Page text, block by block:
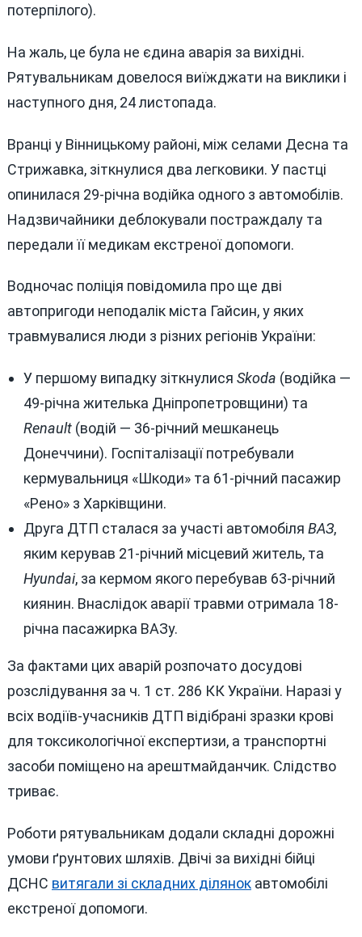
потерпілого).
На жаль, це була не єдина аварія за вихідні.
Рятувальникам довелося виїжджати на виклики і
наступного дня, 24 листопада.
Вранці у Вінницькому районі, між селами Десна та
Стрижавка, зіткнулися два легковики. У пастці
опинилася 29-річна водійка одного з автомобілів.
Надзвичайники деблокували постраждалу та
передали її медикам екстреної допомоги.
Водночас поліція повідомила про ще дві
автопригоди неподалік міста Гайсин, у яких
травмувалися люди з різних регіонів України:
У першому випадку зіткнулися Skoda (водійка —
49-річна жителька Дніпропетровщини) та
Renault(водій — 36-річний мешканець
Донеччини). Госпіталізації потребували
кермувальниця «Шкоди» та 61-річний пасажир
«Рено» з Харківщини.
Друга ДТП сталася за участі автомобіля ВАЗ,
яким керував 21-річний місцевий житель, та
Hyundai, за кермом якого перебував 63-річний
киянин. Внаслідок аварії травми отримала 18-
річна пасажирка ВАЗу.
За фактами цих аварій розпочато досудові
розслідування за ч. 1 ст. 286 КК України. Наразі у
всіх водіїв-учасників ДТП відібрані зразки крові
для токсикологічної експертизи, а транспортні
засоби поміщено на арештмайданчик. Слідство
триває.
Роботи рятувальникам додали складні дорожні
умови ґрунтових шляхів. Двічі за вихідні бійці
ДСНС витягали зі складних ділянокавтомобілі
екстреної допомоги.